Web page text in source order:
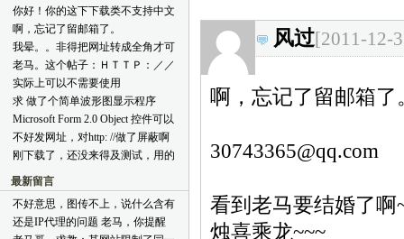
风过[2011-12-
啊，忘记了留邮箱了
30743365@qq.com
看到老马要结婚了
烛喜乘龙~~~
片？ [reply=admin,2012-02-07 10:42
AM]不好意思,过年+结婚,没时间
上线[face06] 按钮里只需要如下两
句即可:
bggriphic.Clear(PictureBox1.BackColor)
PictureBox1.Refresh()[/reply]
你好！你的这下下载类不支持中文
文件名的下载，能改一下吗？
[reply=admin,2012-01-15 02:39 PM]
我测试了一下,中文是可以正常下
载的呀! 你那里不正确的URL能否
发上来让我一试?[/reply]
啊，忘记了留邮箱了。
30743365@qq.com 看到老马要结
婚了啊~我这里祝福你和嫂子：金
屋笙歌偕彩凤，洞房花烛喜乘龙
~~~ [reply=admin,2012-01-15 02:40
PM]谢谢!! 我最近也没联系到作者,
可能他比较忙吧!你在CSDN上发
个帖子看看,也许他的朋友们看到
能有个通知![/reply]
我晕。。非得把网址转成全角才可
以发。。。。。
[reply=admin,2011-12-29 10:33 PM]
我怎么给你?[/reply]
老马。这个帖子：ＨＴＴＰ：／／
ＴＯＰＩＣ．ＣＳＤＮ．ＮＥＴ／
Ｕ／２００８０２１６／１５／７
Ａ４Ｅ４Ｆ６３－６Ｃ０Ｆ－４０
２５－Ｂ２ＢＣ－Ａ９５Ｃ５Ｃ９
Ｄ３９６Ｅ．ＨＴＭＬ xmxoxo在
47楼更新了，你有这个代码吗？
实际上可以不需要使用
CopyMemory 和 DoEvents，尤其是
后者完全没必要。 本人用VB6写
过 网络快递
求 做了个简单波形图显示程序
(VB6.0) 代码及所需控件 谢谢谢谢
papayabao@163.com
[reply=admin,2011-12-20 12:48 AM]
邮件已发,请查收! 另外,下载不了
吗?[/reply]
Microsoft Form 2.0 Object 控件可以
放上去，但运行后不显示。
[reply=admin,2011-12-14 10:33
AM]Microsoft Form 2.0 Object全是
轻量化控件,无句柄,所以这份代码
不适合它们[/reply]
不好发网址，对http: //做了屏蔽啊
刚下载了，还没来得及测试，用的
下，这个贴子提到的问题有没有解
决？
topic.csdn.net/u/20080721/22/2e084f3d-
b544-4e9f-bd84-ee88829145bd.html
最新留言
不好意思，图传不上，说什么含有
敏感字符
还是IP代理的问题 老马，你提醒
了我先用web在线代理测试能否多